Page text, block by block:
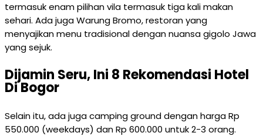
termasuk enam pilihan vila termasuk tiga kali makan
sehari. Ada juga Warung Bromo, restoran yang
menyajikan menu tradisional dengan nuansa gigolo Jawa
yang sejuk.
Dijamin Seru, Ini 8 Rekomendasi Hotel
Di Bogor
Selain itu, ada juga camping ground dengan harga Rp
550.000 (weekdays) dan Rp 600.000 untuk 2-3 orang.